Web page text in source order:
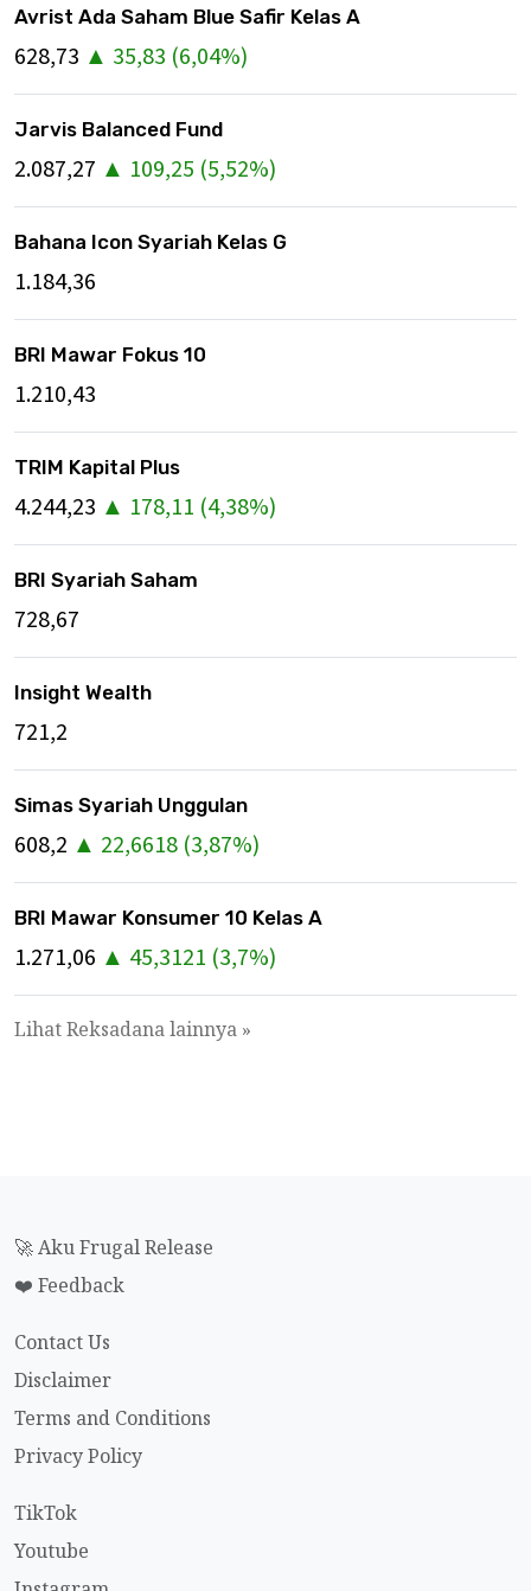
Avrist Ada Saham Blue Safir Kelas A
628,73 ▲ 35,83 (6,04%)
Jarvis Balanced Fund
2.087,27 ▲ 109,25 (5,52%)
Bahana Icon Syariah Kelas G
1.184,36
BRI Mawar Fokus 10
1.210,43
TRIM Kapital Plus
4.244,23 ▲ 178,11 (4,38%)
BRI Syariah Saham
728,67
Insight Wealth
721,2
Simas Syariah Unggulan
608,2 ▲ 22,6618 (3,87%)
BRI Mawar Konsumer 10 Kelas A
1.271,06 ▲ 45,3121 (3,7%)
Lihat Reksadana lainnya »
🚀 Aku Frugal Release
❤️ Feedback
Contact Us
Disclaimer
Terms and Conditions
Privacy Policy
TikTok
Youtube